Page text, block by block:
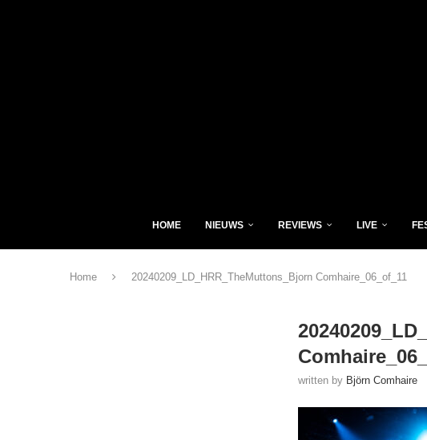
HOME NIEUWS REVIEWS LIVE
Home 20240209_LD_HRR_TheMuttons_Bjorn Comhaire_06_of_11
written by Björn Comhaire